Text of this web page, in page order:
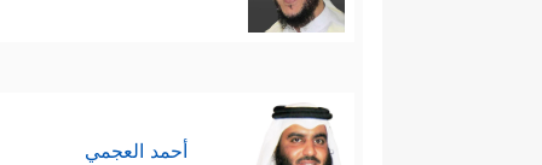
أحمد العجمي